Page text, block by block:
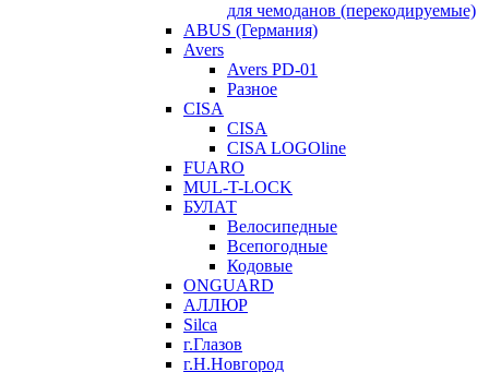
для чемоданов (перекодируемые)
ABUS (Германия)
Avers
Avers PD-01
Разное
CISA
CISA
CISA LOGOline
FUARO
MUL-T-LOCK
БУЛАТ
Велосипедные
Всепогодные
Кодовые
ONGUARD
АЛЛЮР
Silca
г.Глазов
г.Н.Новгород